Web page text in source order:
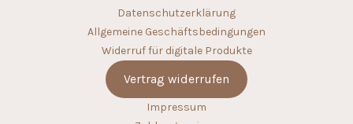
Datenschutzerklärung
Allgemeine Geschäftsbedingungen
Widerruf für digitale Produkte
Vertrag widerrufen
Impressum